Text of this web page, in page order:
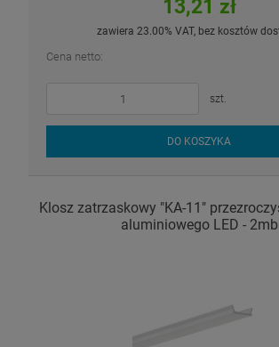
13,21 zł
zawiera 23.00% VAT, bez kosztów
Cena netto:
szt.
DO KOSZYKA
Klosz zatrzaskowy "KA-11"
aluminiowego LED - 2mb